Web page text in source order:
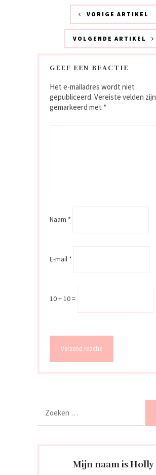
VORIGE ARTIKEL
VOLGENDE ARTIKEL
GEEF EEN REACTIE
Het e-mailadres wordt niet
gepubliceerd. Vereiste velden zijn
gemarkeerd met *
Naam *
E-mail *
10 + 10 =
naar:
Mijn naam is Holly